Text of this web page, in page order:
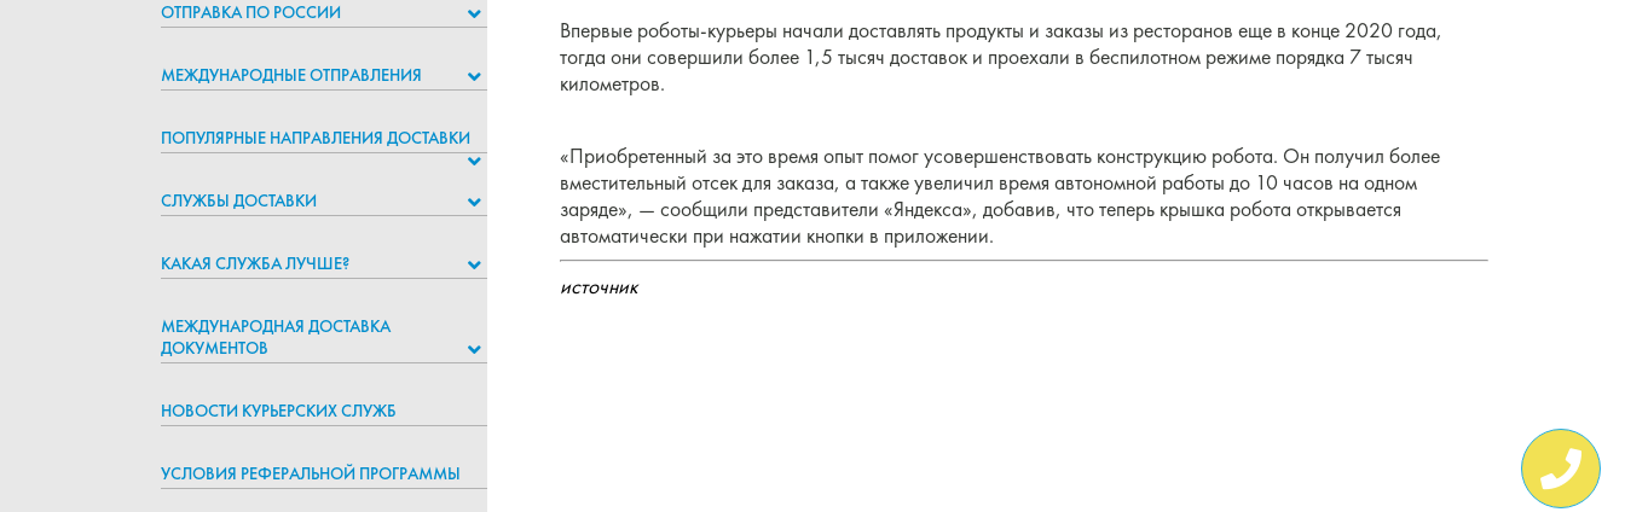
ОТПРАВКА ПО РОССИИ
МЕЖДУНАРОДНЫЕ ОТПРАВЛЕНИЯ
ПОПУЛЯРНЫЕ НАПРАВЛЕНИЯ ДОСТАВКИ
СЛУЖБЫ ДОСТАВКИ
КАКАЯ СЛУЖБА ЛУЧШЕ?
МЕЖДУНАРОДНАЯ ДОСТАВКА
ДОКУМЕНТОВ
НОВОСТИ КУРЬЕРСКИХ СЛУЖБ
УСЛОВИЯ РЕФЕРАЛЬНОЙ ПРОГРАММЫ
Впервые роботы-курьеры начали доставлять продукты и заказы из ресторанов еще в конце 2020 года,
тогда они совершили более 1,5 тысяч доставок и проехали в беспилотном режиме порядка 7 тысяч
километров.
«Приобретенный за это время опыт помог усовершенствовать конструкцию робота. Он получил более
вместительный отсек для заказа, а также увеличил время автономной работы до 10 часов на одном
заряде», — сообщили представители «Яндекса», добавив, что теперь крышка робота открывается
автоматически при нажатии кнопки в приложении.
источник